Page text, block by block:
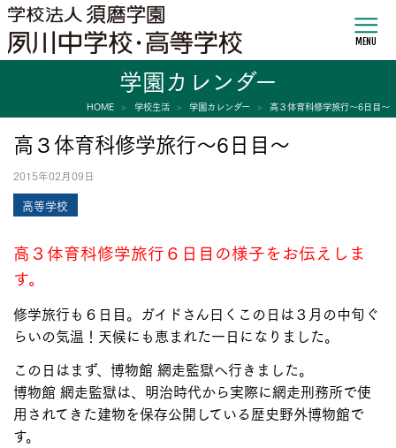
MENU
学園カレンダー
HOME 学校生活 学園カレンダー 高３体育科修学旅行～6日目～
高３体育科修学旅行～6日目～
2015年02月09日
高等学校
高３体育科修学旅行６日目の様子をお伝えしま
す。
修学旅行も６日目。ガイドさん曰くこの日は３月の中旬ぐ
らいの気温！天候にも恵まれた一日になりました。
この日はまず、博物館 網走監獄へ行きました。
博物館 網走監獄は、明治時代から実際に網走刑務所で使
用されてきた建物を保存公開している歴史野外博物館で
す。